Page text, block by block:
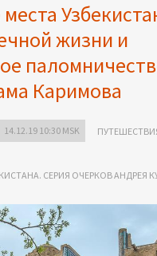
жизни и
Каримова
14.12.19 10:30 MSK
СЕРИЯ ОЧЕРКОВ АНДРЕЯ